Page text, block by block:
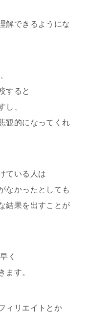
解できるようにな
すると
し、
観的になってくれ
ている人は
なかったとしても
結果を出すことが
く
ます。
ィリエイトとか